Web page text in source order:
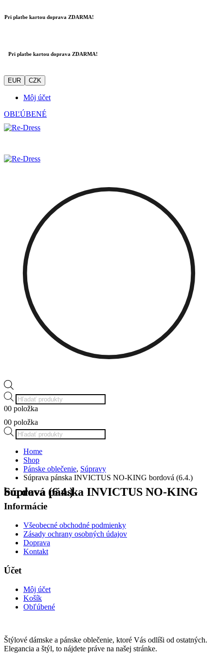
Pri platbe kartou doprava ZDARMA!
Pri platbe kartou doprava ZDARMA!
EUR CZK
Môj účet
OBĽÚBENÉ
Products
search
00 položka
00 položka
Products
search
Home
Shop
Pánske oblečenie, Súpravy
Súprava pánska INVICTUS NO-KING bordová (6.4.)
Súprava pánska INVICTUS NO-KING bordová (6.4.)
Informácie
Všeobecné obchodné podmienky
Zásady ochrany osobných údajov
Doprava
Kontakt
Účet
Môj účet
Košík
Obľúbené
Štýlové dámske a pánske oblečenie, ktoré Vás odlíši od ostatných.
Elegancia a štýl, to nájdete práve na našej stránke.